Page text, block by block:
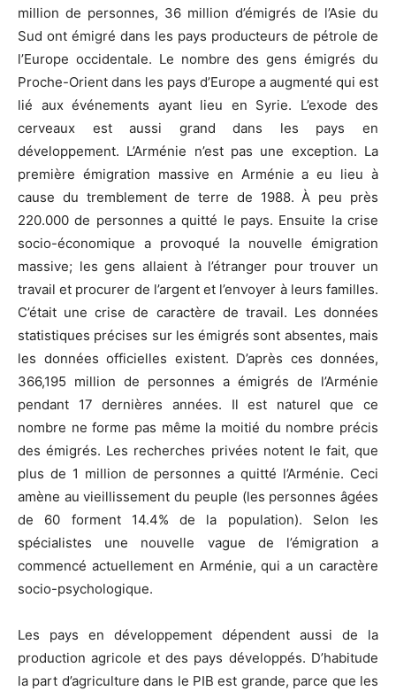
million de personnes, 36 million d’émigrés de l’Asie du
Sud ont émigré dans les pays producteurs de pétrole de
l’Europe occidentale. Le nombre des gens émigrés du
Proche-Orient dans les pays d’Europe a augmenté qui est
lié aux événements ayant lieu en Syrie. L’exode des
cerveaux est aussi grand dans les pays en
développement. L’Arménie n’est pas une exception. La
première émigration massive en Arménie a eu lieu à
cause du tremblement de terre de 1988. À peu près
220.000 de personnes a quitté le pays. Ensuite la crise
socio-économique a provoqué la nouvelle émigration
massive; les gens allaient à l’étranger pour trouver un
travail et procurer de l’argent et l’envoyer à leurs familles.
C’était une crise de caractère de travail. Les données
statistiques précises sur les émigrés sont absentes, mais
les données officielles existent. D’après ces données,
366,195 million de personnes a émigrés de l’Arménie
pendant 17 dernières années. Il est naturel que ce
nombre ne forme pas même la moitié du nombre précis
des émigrés. Les recherches privées notent le fait, que
plus de 1 million de personnes a quitté l’Arménie. Ceci
amène au vieillissement du peuple (les personnes âgées
de 60 forment 14.4% de la population). Selon les
spécialistes une nouvelle vague de l’émigration a
commencé actuellement en Arménie, qui a un caractère
socio-psychologique.
Les pays en développement dépendent aussi de la
production agricole et des pays développés. D’habitude
la part d’agriculture dans le PIB est grande, parce que les